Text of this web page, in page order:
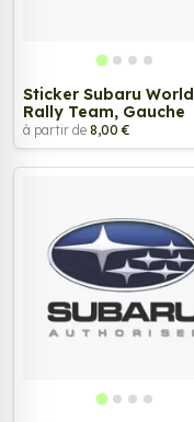
Sticker Subaru World
Rally Team, Gauche
à partir de 8,00 €